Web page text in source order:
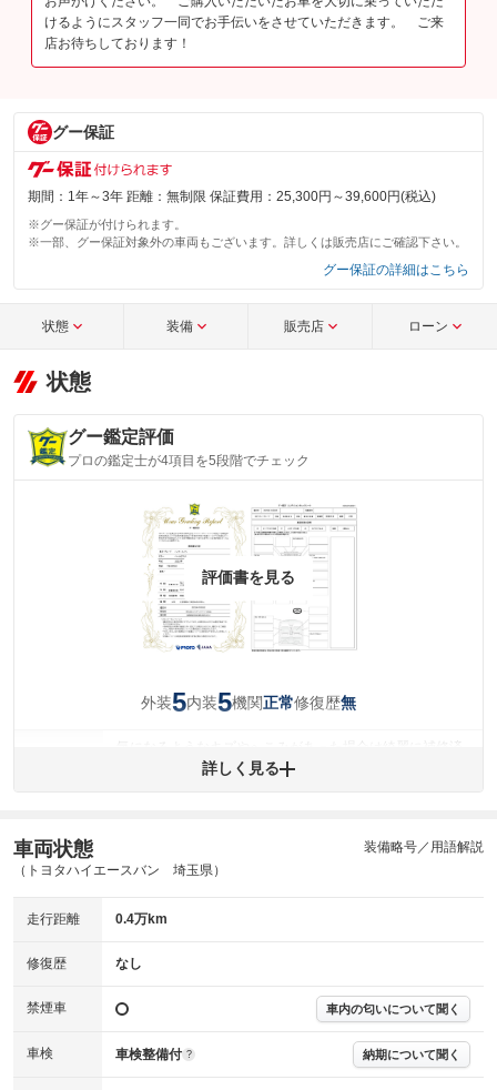
けるようにスタッフ一同でお手伝いをさせていただきます。 ご来
店お待ちしております！
グー保証
期間：1年～3年 距離：無制限 保証費用：25,300円～39,600円(税込)
※グー保証が付けられます。
※一部、グー保証対象外の車両もございます。詳しくは販売店にご確認下さい。
グー保証の詳細はこちら
状態 装備 販売店 ローン
状態
グー鑑定評価
プロの鑑定士が4項目を5段階でチェック
評価書を見る
外装5内装5機関正常修復歴無
みですが、 小さなキズやヘコミが残っている場合もありま
内装
(内装状態)
気になる汚れ等がない綺麗な室内を保っています。
下さい。
および表示項目が異なる場合がございます。
※グー鑑定の評価はあくまでも記載している鑑定日の鑑定結果となりま
詳しく見る
車両状態
（トヨタハイエースバン 埼玉県）
装備略号／用語解説
走行距離 0.4万km
修復歴 なし
禁煙車 車内の匂いについて聞く
車検 車検整備付 ? 納期について聞く